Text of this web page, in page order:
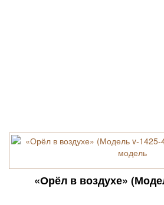
«Орёл в воздухе»